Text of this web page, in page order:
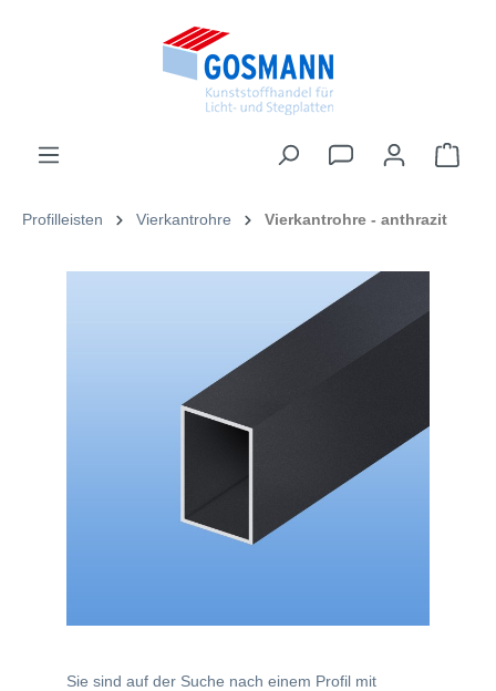
Profilleisten Vierkantrohre Vierkantrohre - anthrazit
Sie sind auf der Suche nach einem Profil mit